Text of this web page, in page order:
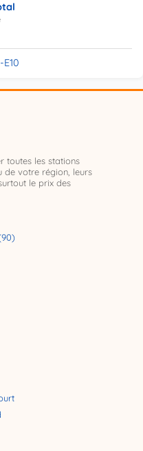
toutes les stations
de votre région, leurs
le prix des